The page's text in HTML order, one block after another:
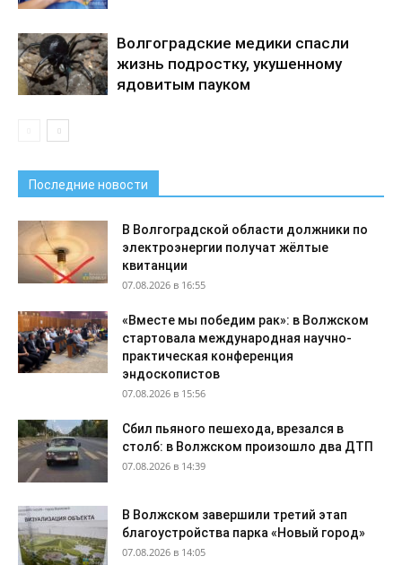
Волгоградские медики спасли
жизнь подростку, укушенному
ядовитым пауком
Последние новости
В Волгоградской области должники по
электроэнергии получат жёлтые
квитанции
07.08.2026 в 16:55
«Вместе мы победим рак»: в Волжском
стартовала международная научно-
практическая конференция
эндоскопистов
07.08.2026 в 15:56
Сбил пьяного пешехода, врезался в
столб: в Волжском произошло два ДТП
07.08.2026 в 14:39
В Волжском завершили третий этап
благоустройства парка «Новый город»
07.08.2026 в 14:05